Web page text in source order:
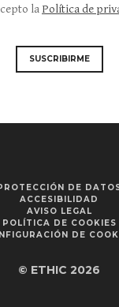
la Política de
SUSCRIBIRME
DE
ACCESIBILIDAD
AVISO LEGAL
POLÍTICA DE COOKIES
DE
© ETHIC 2026